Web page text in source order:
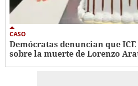
CASO
Demócratas denuncian que
sobre la muerte de Lorenzo